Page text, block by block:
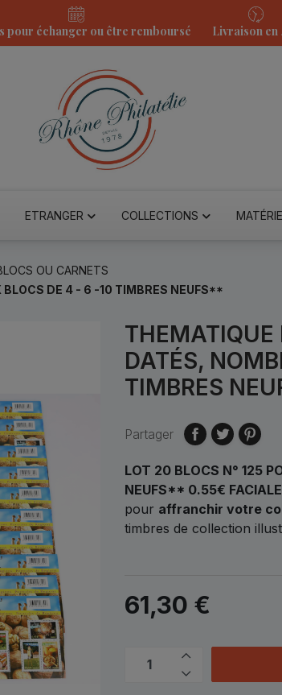
pour échanger ou être remboursé Livraison en
ETRANGER COLLECTIONS
OU CARNETS
DE 4 - 6 -10 TIMBRES NEUFS**
THEMATIQUE
DATÉS,
TIMBRES
Partager
LOT 20 BLOCS N° 125
NEUFS** 0.55€ FACIALE
pour affranchir votre
timbres de collection
61,30 €